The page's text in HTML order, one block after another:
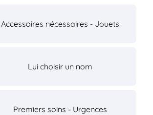
Accessoires nécessaires - Jouets
Lui choisir un nom
Premiers soins - Urgences